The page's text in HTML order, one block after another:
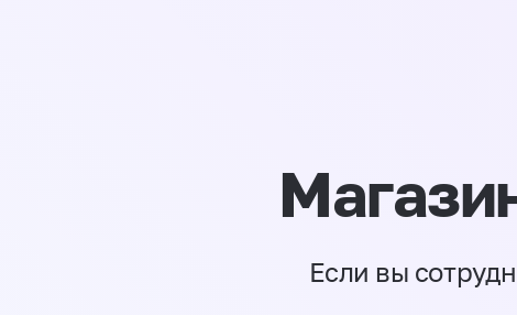
Если вы